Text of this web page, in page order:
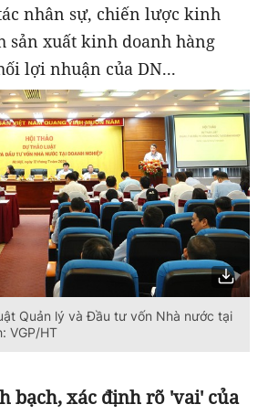
nhân sự, chiến lược kinh
sản xuất kinh doanh hàng
lợi nhuận của DN...
Quản lý và Đầu tư vốn Nhà nước tại
VGP/HT
bạch, xác địnhrõ 'vai' của